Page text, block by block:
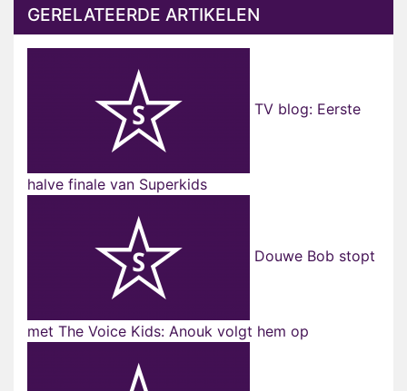
GERELATEERDE ARTIKELEN
TV blog: Eerste
halve finale van Superkids
Douwe Bob stopt
met The Voice Kids: Anouk volgt hem op